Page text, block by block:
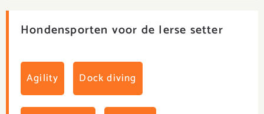
Hondensporten voor de Ierse setter
Agility Dock diving